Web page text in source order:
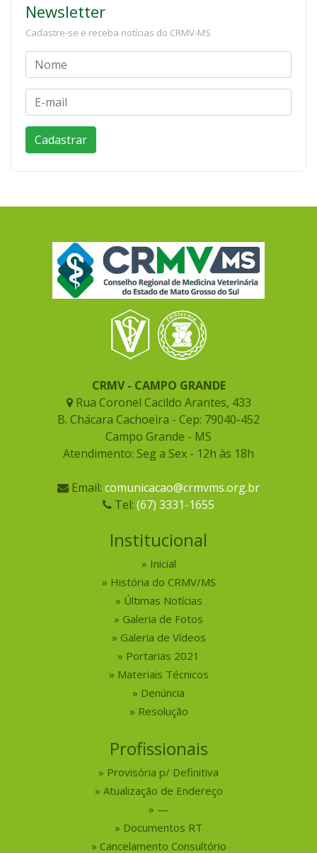
Newsletter
Cadastre-se e receba notícias do CRMV-MS
CRMV - CAMPO GRANDE
Rua Coronel Cacildo Arantes, 433
B. Chácara Cachoeira - Cep: 79040-452
Campo Grande - MS
Atendimento: Seg a Sex - 12h às 18h
Email: comunicacao@crmvms.org.br
Tel: (67) 3331-1655
Institucional
Inicial
História do CRMV/MS
Últimas Notícias
Galeria de Fotos
Galeria de Vídeos
Portarias 2021
Materiais Técnicos
Denúncia
Resolução
Profissionais
Provisória p/ Definitiva
Atualização de Endereço
—
Documentos RT
Cancelamento Consultório